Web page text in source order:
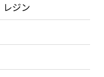
ジン